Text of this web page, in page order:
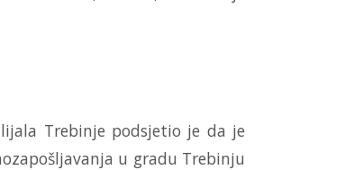
Trebinje podsjetio je da je
u gradu Trebinju